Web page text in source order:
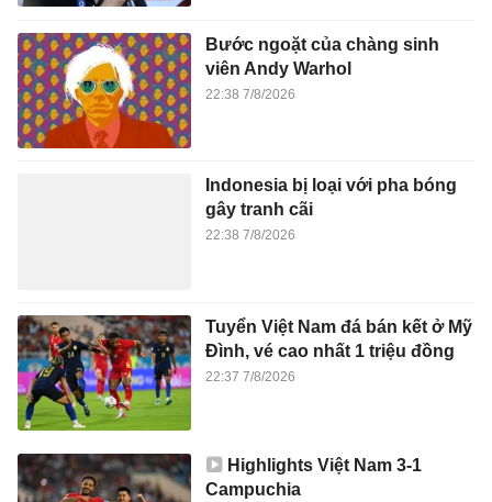
Bước ngoặt của chàng sinh
viên Andy Warhol
22:38 7/8/2026
Indonesia bị loại với pha bóng
gây tranh cãi
22:38 7/8/2026
Tuyển Việt Nam đá bán kết ở Mỹ
Đình, vé cao nhất 1 triệu đồng
22:37 7/8/2026
Highlights Việt Nam 3-1
Campuchia